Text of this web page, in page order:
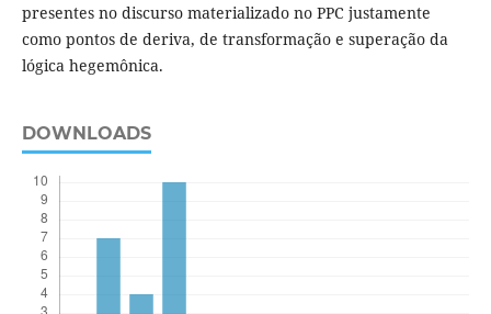
presentes no discurso materializado no PPC justamente
como pontos de deriva, de transformação e superação da
lógica hegemônica.
DOWNLOADS